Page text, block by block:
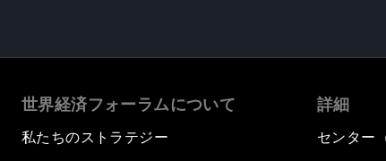
世界経済フォーラムについて
私たちのストラテジー
詳細
センター